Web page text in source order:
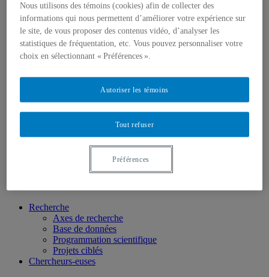
Activités
Colloque international CRISES
Perspectives et dialogue
Vidéos et baladodiffusions
Recherche
Axes de recherche
Base de données
Programmation scientifique
Projets ciblés
Chercheurs-euses
Nous utilisons des témoins (cookies) afin de collecter des
informations qui nous permettent d’améliorer votre expérience sur
le site, de vous proposer des contenus vidéo, d’analyser les
statistiques de fréquentation, etc. Vous pouvez personnaliser votre
choix en sélectionnant « Préférences ».
Tout refuser
Autoriser les témoins
Préférences